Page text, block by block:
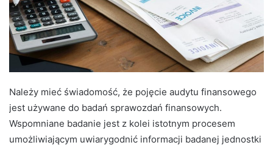
Należy mieć świadomość, że pojęcie audytu finansowego
jest używane do badań sprawozdań finansowych.
Wspomniane badanie jest z kolei istotnym procesem
umożliwiającym uwiarygodnić informacji badanej jednostki